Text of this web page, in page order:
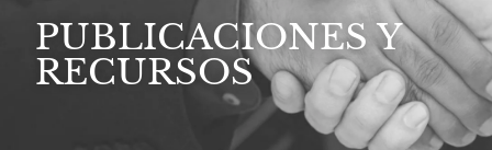
PUBLICACIONES Y
RECURSOS